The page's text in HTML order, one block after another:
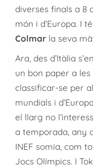
diverses finals a 8
món i d’Europa. I
Colmar la seva
Ara, des d’Itàlia
un bon paper a
classificar-se per
mundials i
el llarg no
a temporada, any
INEF somia, com
Jocs Olímpics. I